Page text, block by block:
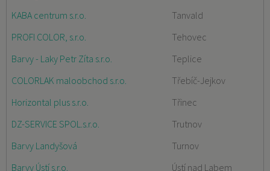
KABA centrum s.r.o.
Tanvald
PROFI COLOR, s.r.o.
Tehovec
Barvy - Laky Petr Zíta s.r.o.
Teplice
COLORLAK maloobchod s.r.o.
Třebíč-Jejkov
Horizontal plus s.r.o.
Třinec
DZ-SERVICE SPOL.s.r.o.
Trutnov
Barvy Landyšová
Turnov
Barvy Ústí s.r.o.
Ústí nad Labem